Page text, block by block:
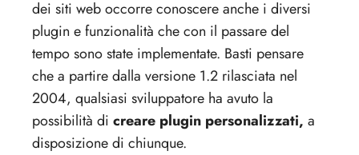
dei siti web occorre conoscere anche i diversi
plugin e funzionalità che con il passare del
tempo sono state implementate. Basti pensare
che a partire dalla versione 1.2 rilasciata nel
2004, qualsiasi sviluppatore ha avuto la
possibilità di creare plugin personalizzati, a
disposizione di chiunque.